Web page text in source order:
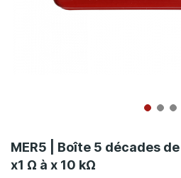
to
the
beginning
MER5 | Boîte 5 décades
x1 Ω à x 10 kΩ